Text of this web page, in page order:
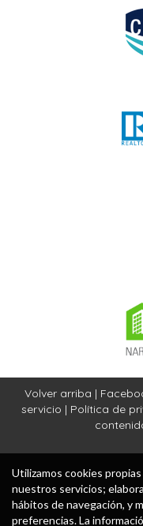
Volver arriba |
servicio | Política de
Utilizamos cookies
nuestros servicios;
hábitos de navegación, y
preferencias. La